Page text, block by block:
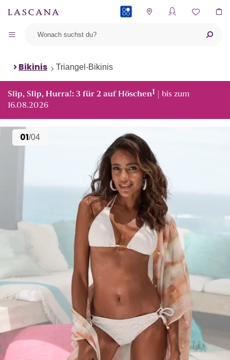
Bikinis Triangel-Bikinis
Slip, Slip, Hurra!: 3 für 2 auf Höschen1 | bis zum
16.08.2026
01/04